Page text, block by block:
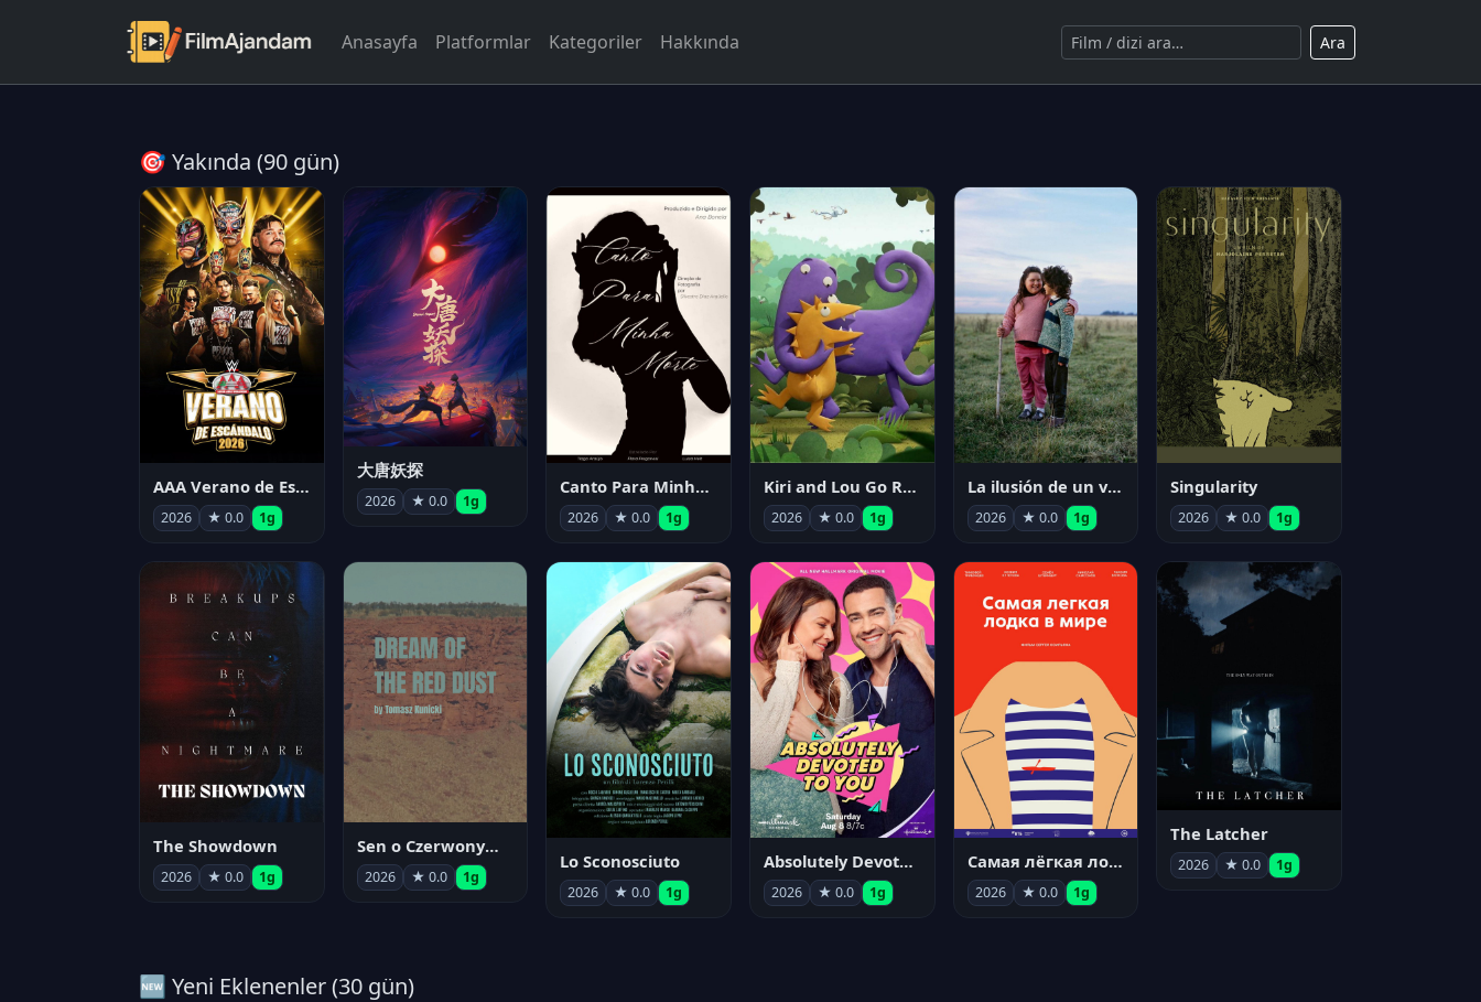
Anasayfa Platformlar Kategoriler Hakkında Ara
🎯 Yakında (90 gün)
AAA Verano de Escándalo 2026 - Week 3
2026 ★ 0.0 1g
大唐妖探
2026 ★ 0.0 1g
Canto Para Minha Morte
2026 ★ 0.0 1g
Kiri and Lou Go Raaa!
2026 ★ 0.0 1g
La ilusión de un verano sin fin
2026 ★ 0.0 1g
Singularity
2026 ★ 0.0 1g
The Showdown
2026 ★ 0.0 1g
Sen o Czerwonym Pyle
2026 ★ 0.0 1g
Lo Sconosciuto
2026 ★ 0.0 1g
Absolutely Devoted to You
2026 ★ 0.0 1g
Самая лёгкая лодка в мире
2026 ★ 0.0 1g
The Latcher
2026 ★ 0.0 1g
🆕 Yeni Eklenenler (30 gün)